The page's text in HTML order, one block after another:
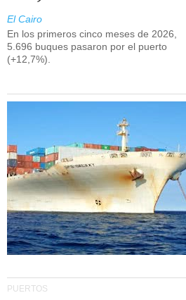
El Cairo
En los primeros cinco meses de 2026,
5.696 buques pasaron por el puerto
(+12,7%).
PUERTOS